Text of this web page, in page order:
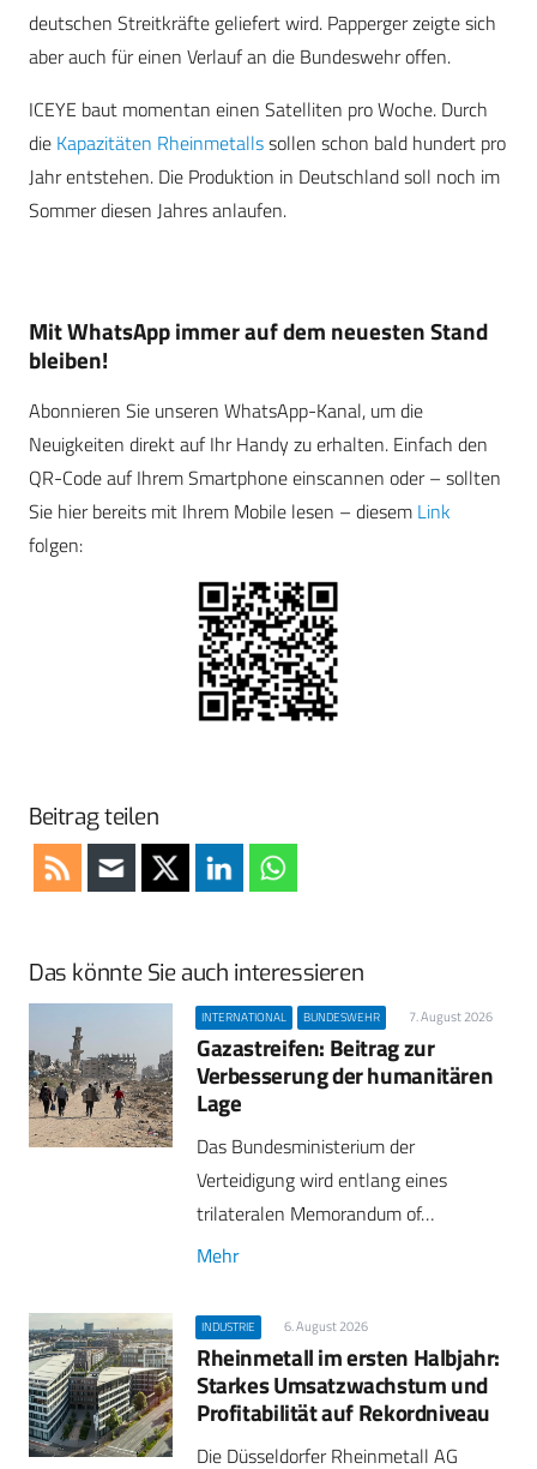
deutschen Streitkräfte geliefert wird. Papperger zeigte sich
aber auch für einen Verlauf an die Bundeswehr offen.
ICEYE baut momentan einen Satelliten pro Woche. Durch
die Kapazitäten Rheinmetallssollen schon bald hundert pro
Jahr entstehen. Die Produktion in Deutschland soll noch im
Sommer diesen Jahres anlaufen.
Mit WhatsApp immer auf dem neuesten Stand
bleiben!
Abonnieren Sie unseren WhatsApp-Kanal, um die
Neuigkeiten direkt auf Ihr Handy zu erhalten. Einfach den
QR-Code auf Ihrem Smartphone einscannen oder – sollten
Sie hier bereits mit Ihrem Mobile lesen – diesem Link
folgen:
Beitrag teilen
Das könnte Sie auch interessieren
INTERNATIONAL BUNDESWEHR 7. August 2026
Gazastreifen: Beitrag zur
Verbesserung der humanitären
Lage
Das Bundesministerium der
Verteidigung wird entlang eines
trilateralen Memorandum of…
Mehr
INDUSTRIE 6. August 2026
Rheinmetall im ersten Halbjahr:
Starkes Umsatzwachstum und
Profitabilität auf Rekordniveau
Die Düsseldorfer Rheinmetall AG